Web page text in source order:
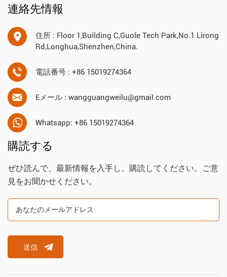
連絡先情報
住所 : Floor 1,Building C,Guole Tech Park,No.1 Lirong
Rd,Longhua,Shenzhen,China.
電話番号 : +86 15019274364
Eメール : wangguangweilu@gmail.com
Whatsapp: +86 15019274364
購読する
ぜひ読んで、最新情報を入手し、購読してください。ご意
見をお聞かせください。
送信